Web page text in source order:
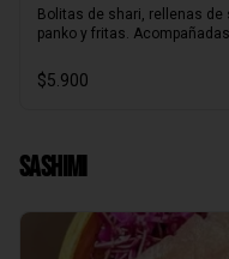
Bolitas de shari, rellenas
panko y fritas.
$5.900
Sashimi